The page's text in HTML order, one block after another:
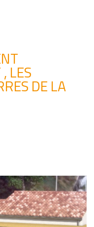
LES
DE LA